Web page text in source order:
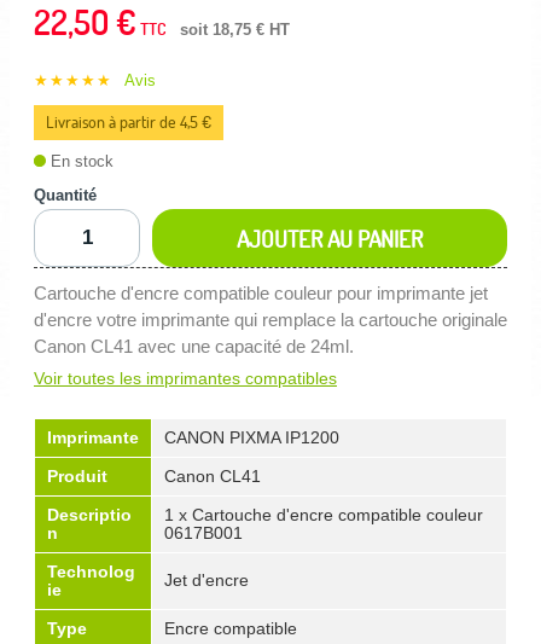
22,50 € TTC soit 18,75 € HT
★★★★★ Avis
Livraison à partir de 4,5 €
En stock
Quantité
AJOUTER AU PANIER
Cartouche d'encre compatible couleur pour imprimante jet
d'encre votre imprimante qui remplace la cartouche originale
Canon CL41 avec une capacité de 24ml.
Voir toutes les imprimantes compatibles
Imprimante
CANON PIXMA IP1200
Produit
Canon CL41
Descriptio
n
1 x Cartouche d'encre compatible couleur
0617B001
Technolog
ie
Jet d'encre
Type
Encre compatible